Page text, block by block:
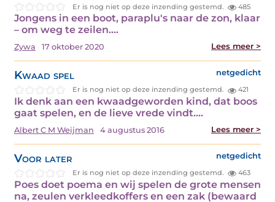
Er is nog niet op deze inzending gestemd. 485
Jongens in een boot, paraplu's naar de zon, klaar
– om weg te zeilen.…
Zywa 17 oktober 2020 Lees meer >
Kwaad spel netgedicht
Er is nog niet op deze inzending gestemd. 421
Ik denk aan een kwaadgeworden kind, dat boos
gaat spelen, en de lieve vrede vindt.…
Albert C M Weijman 4 augustus 2016 Lees meer >
Voor later netgedicht
Er is nog niet op deze inzending gestemd. 463
Poes doet poema en wij spelen de grote mensen
na, zeulen verkleedkoffers en een zak (bewaard